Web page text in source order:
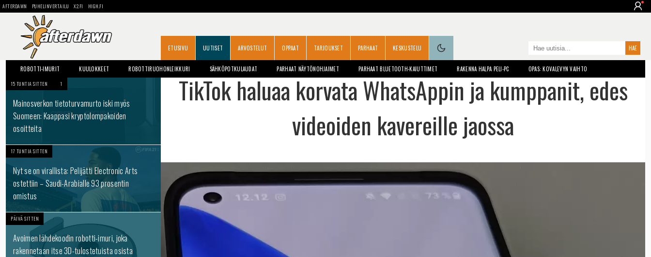
AFTERDAWN PUHELINVERTAILU X2.FI HIGH.FI
ETUSIVU UUTISET ARVOSTELUT OPPAAT TARJOUKSET PARHAAT KESKUSTELU
ROBOTTI-IMURIT KUULOKKEET ROBOTTIRUOHONLEIKKURI SÄHKÖPOTKULAUDAT PARHAAT NÄYTÖNOHJAIMET PARHAAT BLUETOOTH-KAIUTTIMET RAKENNA HALPA PELI-PC OPAS: KOVALEVYN VAIHTO
15 TUNTIA SITTEN 1
Mainosverkon tietoturvamurto iski myös
Suomeen: Kaappasi kryptolompakoiden
osoitteita
17 TUNTIA SITTEN
Nyt se on virallista: Pelijätti Electronic Arts
ostettiin – Saudi-Arabialle 93 prosentin
omistus
PÄIVÄ SITTEN
Avoimen lähdekoodin robotti-imuri, joka
rakennetaan itse 3D-tulostetuista osista
TikTok haluaa korvata WhatsAppin ja kumppanit, edes
videoiden kavereille jaossa